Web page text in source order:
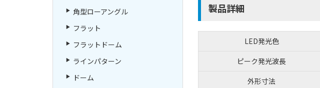
製品詳細
LED発光色
ピーク発光波長
外形寸法
角型ローアングル
フラット
フラットドーム
ラインパターン
ドーム